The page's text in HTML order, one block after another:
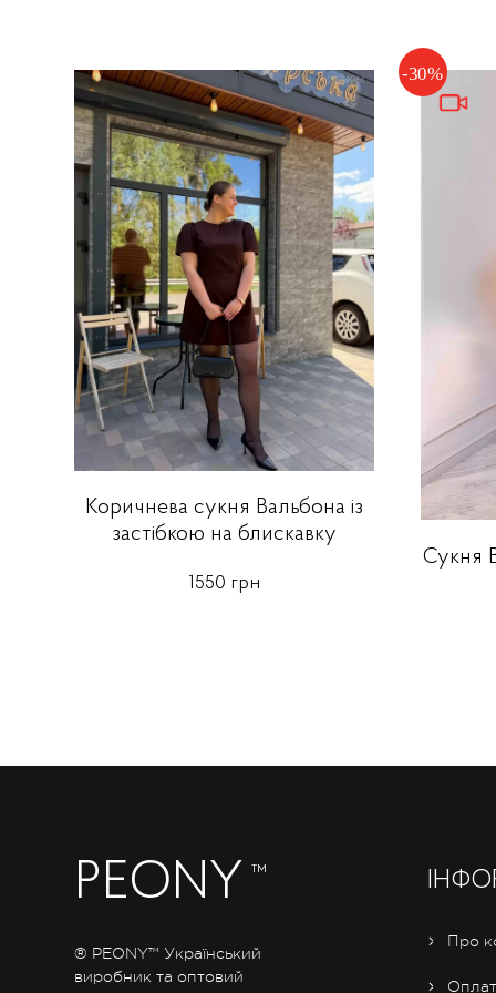
Коричнева сукня Вальбона із
застібкою на блискавку
1550 грн
Сукня
PEONY ™
® PEONY™ Український
виробник та оптовий
Про